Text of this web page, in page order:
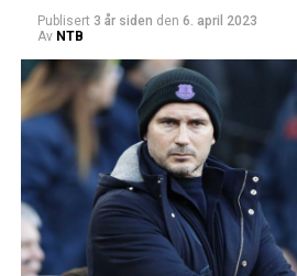
Publisert 3 år siden den 6. april 2023
Av NTB